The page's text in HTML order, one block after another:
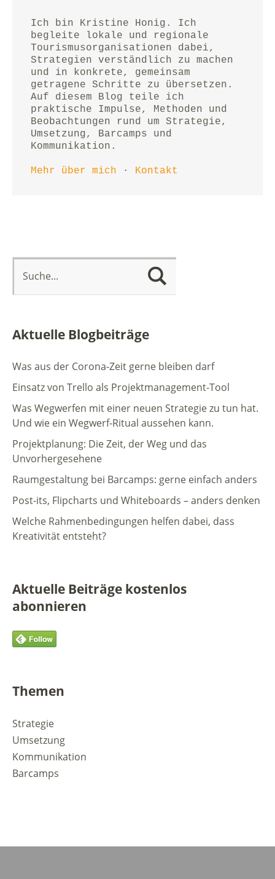
Ich bin Kristine Honig. Ich
begleite lokale und regionale
Tourismusorganisationen dabei,
Strategien verständlich zu machen
und in konkrete, gemeinsam
getragene Schritte zu übersetzen.
Auf diesem Blog teile ich
praktische Impulse, Methoden und
Beobachtungen rund um Strategie,
Umsetzung, Barcamps und
Kommunikation.
Mehr über mich · Kontakt
Aktuelle Blogbeiträge
Was aus der Corona-Zeit gerne bleiben darf
Einsatz von Trello als Projektmanagement-Tool
Was Wegwerfen mit einer neuen Strategie zu tun hat.
Und wie ein Wegwerf-Ritual aussehen kann.
Projektplanung: Die Zeit, der Weg und das
Unvorhergesehene
Raumgestaltung bei Barcamps: gerne einfach anders
Post-its, Flipcharts und Whiteboards – anders denken
Welche Rahmenbedingungen helfen dabei, dass
Kreativität entsteht?
Aktuelle Beiträge kostenlos
abonnieren
Themen
Strategie
Umsetzung
Kommunikation
Barcamps